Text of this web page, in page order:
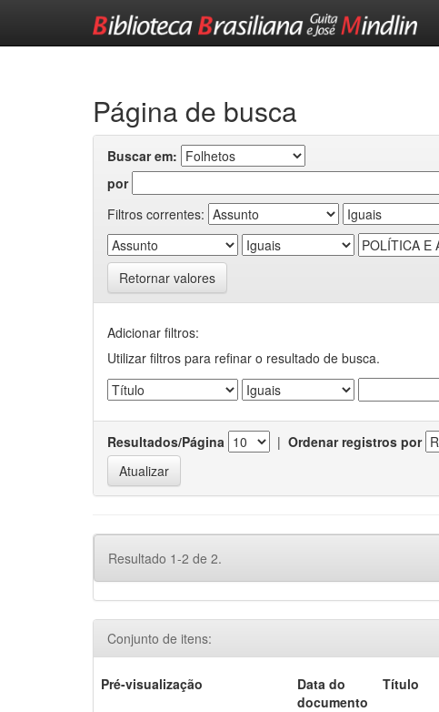
Página de busca
Buscar em:
por
Filtros correntes:
Retornar valores
Adicionar filtros:
Utilizar filtros para refinar o resultado de busca.
Resultados/Página | Ordenar registros por
Resultado 1-2 de 2.
Conjunto de itens:
Pré-visualização
Data do
documento
Título